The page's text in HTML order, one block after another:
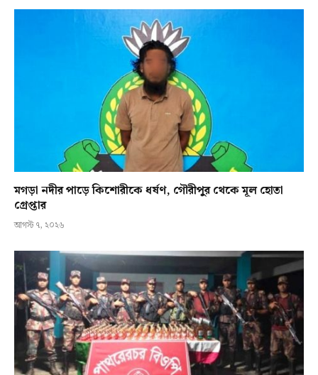
মগড়া নদীর পাড়ে কিশোরীকে ধর্ষণ, গৌরীপুর থেকে মূল হোতা
গ্রেপ্তার
আগস্ট ৭, ২০২৬